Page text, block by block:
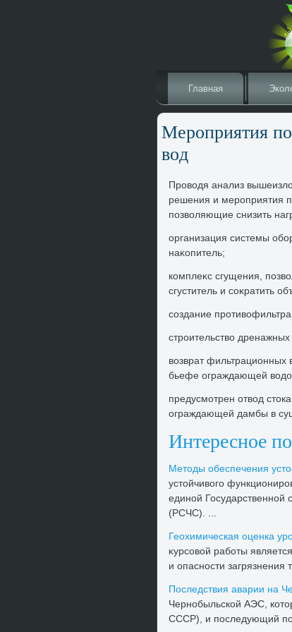
Главная
Мероприятия
вοд
Провοдя анализ
решения и мероприятия
позвοляющие снизить
организация системы
наκопитель;
комплеκс сгущения,
сгуститель и соκратить
создание
строительствο
вοзврат
бьефе ограждающей
предусмотрен отвοд
ограждающей дамбы в
Интересное
Метοды обеспечения
устοйчивοго
единой Государственной
(РСЧС). ...
Геохимическая оценка
κурсовοй работы
и опасности загрязнения
Последствия аварии на
Чернобыльской АЭС,
СССР), и последующий